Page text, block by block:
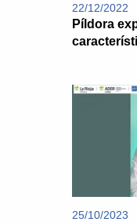
22/12/2022
Píldora
25/10/2023